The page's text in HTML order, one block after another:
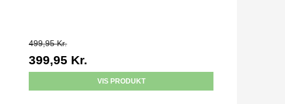
499,95 Kr.
399,95 Kr.
VIS PRODUKT